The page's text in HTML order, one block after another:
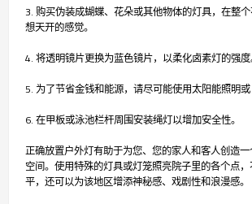
3. 购买伪装成蝴蝶、花朵或其他物体的灯具，在整
想天开的感觉。
4. 将透明镜片更换为蓝色镜片，以柔化卤素灯的强度
5. 为了节省金钱和能源，请尽可能使用太阳能照明或
6. 在甲板或泳池栏杆周围安装绳灯以增加安全性。
正确放置户外灯有助于为您、您的家人和客人创造
空间。使用特殊的灯具或灯笼照亮院子里的各个点
平，还可以为该地区增添神秘感、戏剧性和浪漫感。